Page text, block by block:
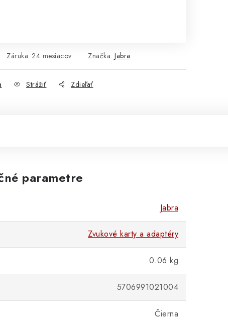
Záruka: 24 mesiacov Značka: Jabra
Strážiť Zdieľať
parametre
Jabra
Zvukové karty a adaptéry
0.06 kg
5706991021004
Čierna